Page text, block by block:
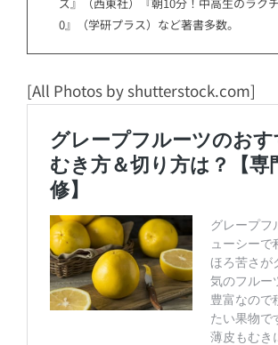
0』（学研プラス）など著書多数。
[All Photos by shutterstock.com]